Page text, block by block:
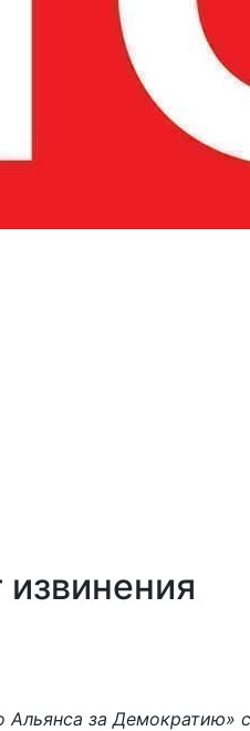
за Демократию»